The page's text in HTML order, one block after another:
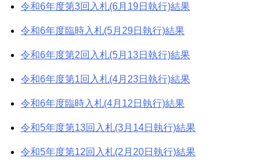
令和6年度第3回入札(6月19日執行)結果
令和6年度臨時入札(5月29日執行)結果
令和6年度第2回入札(5月13日執行)結果
令和6年度第1回入札(4月23日執行)結果
令和6年度臨時入札(4月12日執行)結果
令和5年度第13回入札(3月14日執行)結果
令和5年度第12回入札(2月20日執行)結果